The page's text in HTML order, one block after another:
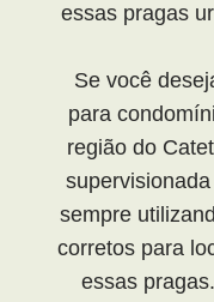
essas pragas
Se você
para
região do
sempre
corretos para
essas